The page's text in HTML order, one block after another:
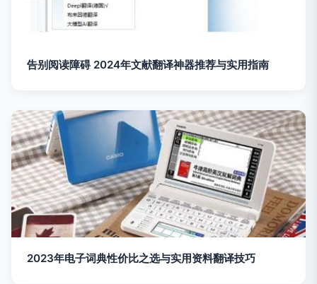
告别阅读障碍 2024年文献翻译神器推荐与实用指南
2023年电子词典性价比之选与实用资料翻译技巧